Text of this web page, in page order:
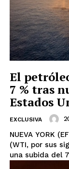
El
7 % tras
Estados
EXCLUSIVA
NUEVA YORK
(WTI, por sus
una subida del